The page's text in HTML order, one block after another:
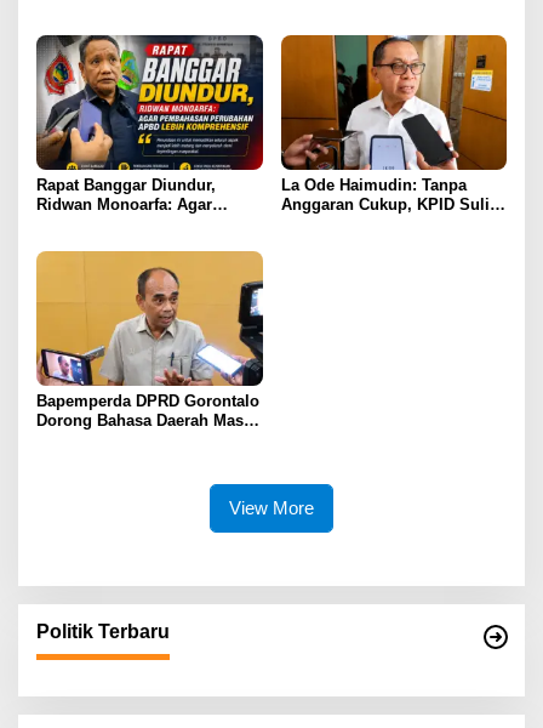
Rapat Banggar Diundur,
Ridwan Monoarfa: Agar
La Ode Haimudin: Tanpa
Anggaran Cukup, KPID Sulit
Bapemperda DPRD Gorontalo
Dorong Bahasa Daerah Masuk
View More
Politik Terbaru